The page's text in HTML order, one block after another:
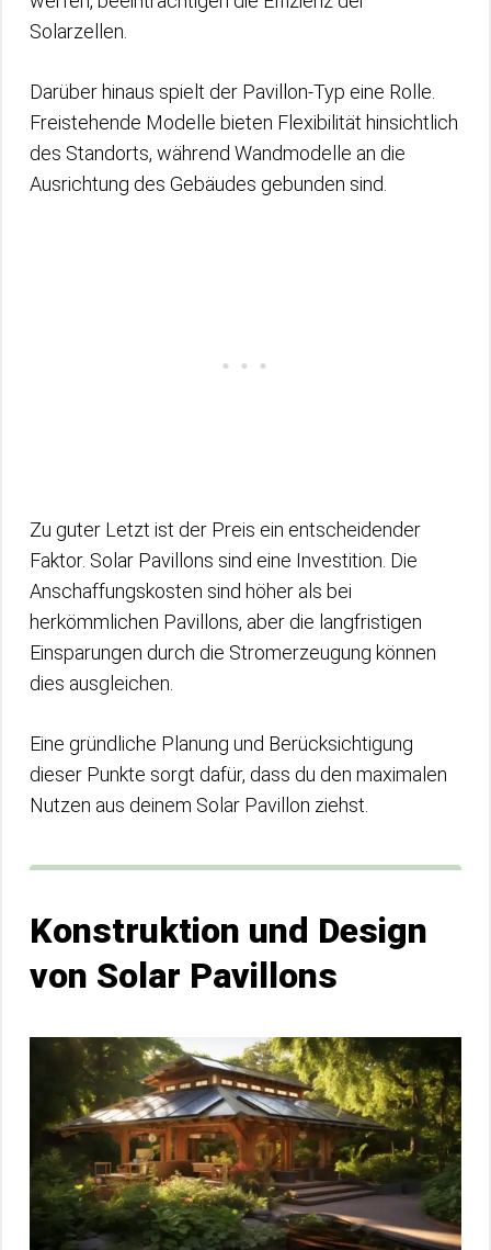
Solarzellen.
Darüber hinaus spielt der Pavillon-Typ eine Rolle.
Freistehende Modelle bieten Flexibilität hinsichtlich
des Standorts, während Wandmodelle an die
Ausrichtung des Gebäudes gebunden sind.
Zu guter Letzt ist der Preis ein entscheidender
Faktor. Solar Pavillons sind eine Investition. Die
Anschaffungskosten sind höher als bei
herkömmlichen Pavillons, aber die langfristigen
Einsparungen durch die Stromerzeugung können
dies ausgleichen.
Eine gründliche Planung und Berücksichtigung
dieser Punkte sorgt dafür, dass du den maximalen
Nutzen aus deinem Solar Pavillon ziehst.
Konstruktion und Design
von Solar Pavillons